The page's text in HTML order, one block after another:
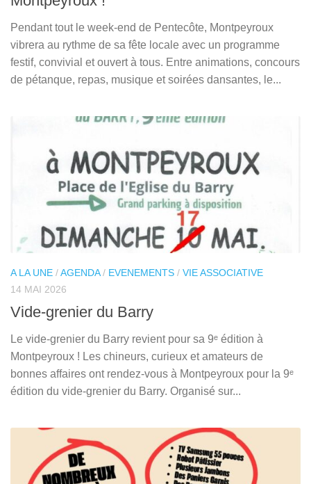
Pendant tout le week-end de Pentecôte, Montpeyroux
vibrera au rythme de sa fête locale avec un programme
festif, convivial et ouvert à tous. Entre animations, concours
de pétanque, repas, musique et soirées dansantes, le...
A LA UNE /AGENDA/ EVENEMENTS / VIE ASSOCIATIVE
14 MAI 2026
Vide-grenier du Barry
Le vide-grenier du Barry revient pour sa 9ᵉ édition à
Montpeyroux ! Les chineurs, curieux et amateurs de
bonnes affaires ont rendez-vous à Montpeyroux pour la 9ᵉ
édition du vide-grenier du Barry. Organisé sur...